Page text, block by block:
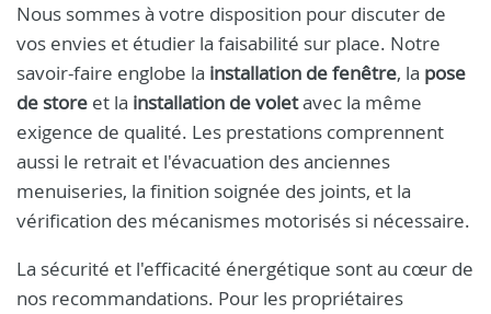
Nous sommes à votre disposition pour discuter de
vos envies et étudier la faisabilité sur place. Notre
savoir-faire englobe la installation de fenêtre, la pose
de store et la installation de voletavec la même
exigence de qualité. Les prestations comprennent
aussi le retrait et l'évacuation des anciennes
menuiseries, la finition soignée des joints, et la
vérification des mécanismes motorisés si nécessaire.
La sécurité et l'efficacité énergétique sont au cœur de
nos recommandations. Pour les propriétaires